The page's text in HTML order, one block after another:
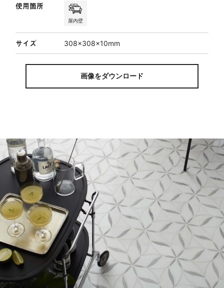
使用箇所
屋内壁
サイズ 308×308×10mm
画像をダウンロード